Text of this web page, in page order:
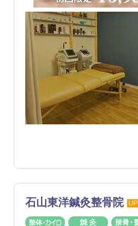
石山東洋鍼灸整骨院 UP
整体・カイロ鍼灸